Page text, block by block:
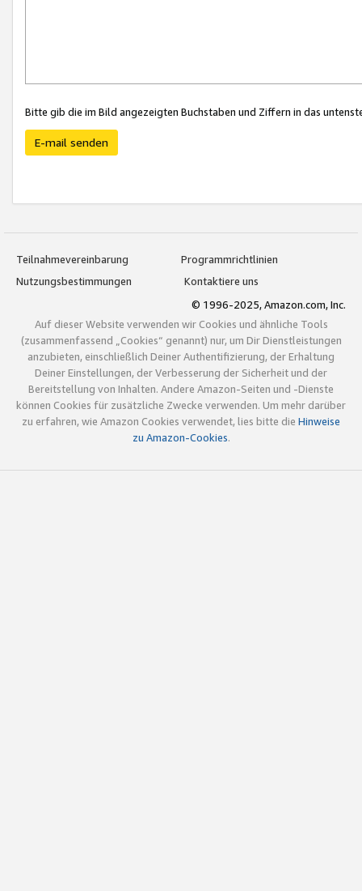
Bitte gib die im Bild angezeigten Buchstaben und Ziffern in das
E-mail senden
Teilnahmevereinbarung
Programmrichtlinien
Nutzungsbestimmungen
Kontaktiere uns
© 1996-2025, Amazon.com, Inc.
Auf dieser Website verwenden wir Cookies und ähnliche Tools
(zusammenfassend „Cookies“ genannt) nur, um Dir Dienstleistungen
anzubieten, einschließlich Deiner Authentifizierung, der Erhaltung
Deiner Einstellungen, der Verbesserung der Sicherheit und der
Bereitstellung von Inhalten. Andere Amazon-Seiten und -Dienste
können Cookies für zusätzliche Zwecke verwenden. Um mehr darüber
zu erfahren, wie Amazon Cookies verwendet, lies bitte die Hinweise
zu Amazon-Cookies.